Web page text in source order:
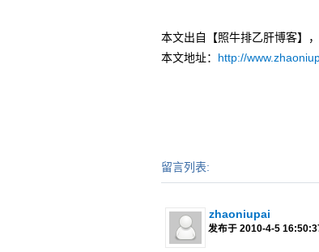
本文出自【照牛排乙肝博客】
本文地址： http://
留言列表:
zhaoniupai
发布于 2010-4-5